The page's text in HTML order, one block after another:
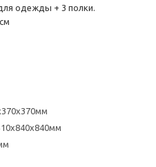
одежды + 3 полки.